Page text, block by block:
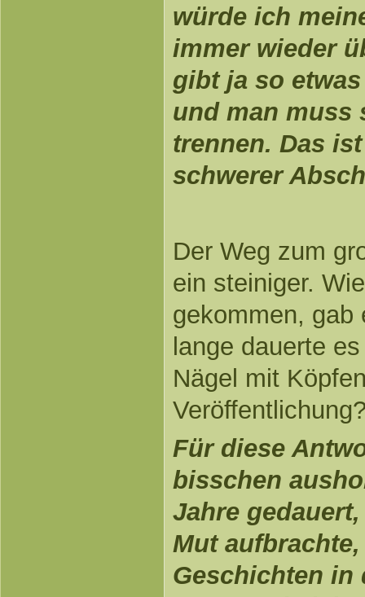
würde ich
immer wieder
gibt ja so
und man muss
trennen. Das
schwerer
Der Weg zum
ein steiniger.
gekommen, gab
lange dauerte
Nägel mit
Für diese
bisschen
Jahre
Mut
Geschichten in